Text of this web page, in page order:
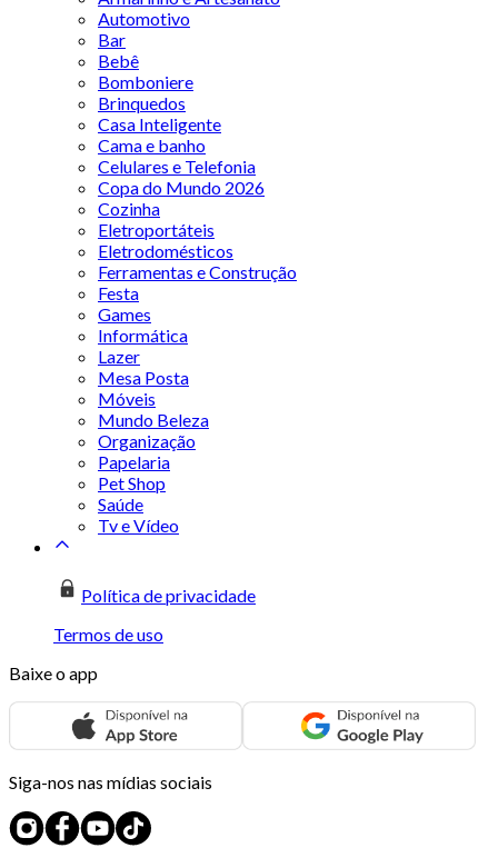
Automotivo
Bar
Bebê
Bomboniere
Brinquedos
Casa Inteligente
Cama e banho
Celulares e Telefonia
Copa do Mundo 2026
Cozinha
Eletroportáteis
Eletrodomésticos
Ferramentas e Construção
Festa
Games
Informática
Lazer
Mesa Posta
Móveis
Mundo Beleza
Organização
Papelaria
Pet Shop
Saúde
Tv e Vídeo
Política de privacidade
Termos de uso
Baixe o app
Siga-nos nas mídias sociais